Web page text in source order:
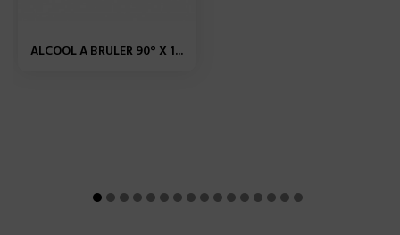
ALCOOL A BRULER 90° X 1...